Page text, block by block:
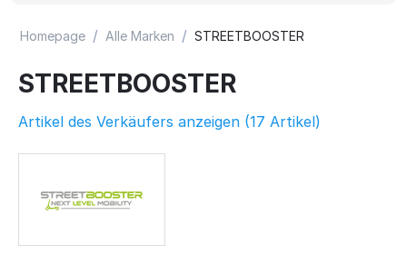
Homepage / Alle Marken / STREETBOOSTER
STREETBOOSTER
Artikel des Verkäufers anzeigen (17 Artikel)